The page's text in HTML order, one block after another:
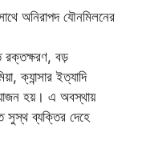
অনিরাপদ যৌনমিলনের
রক্তক্ষরণ, বড়
ক্যান্সার ইত্যাদি
হয়। এ অবস্থায়
ব্যক্তির দেহে